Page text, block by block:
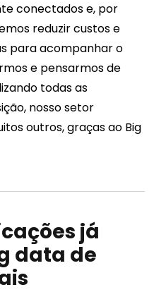
conectados e, por
reduzir custos e
para acompanhar o
e pensarmos de
todas as
nosso setor
outros, graças ao Big
já
data de